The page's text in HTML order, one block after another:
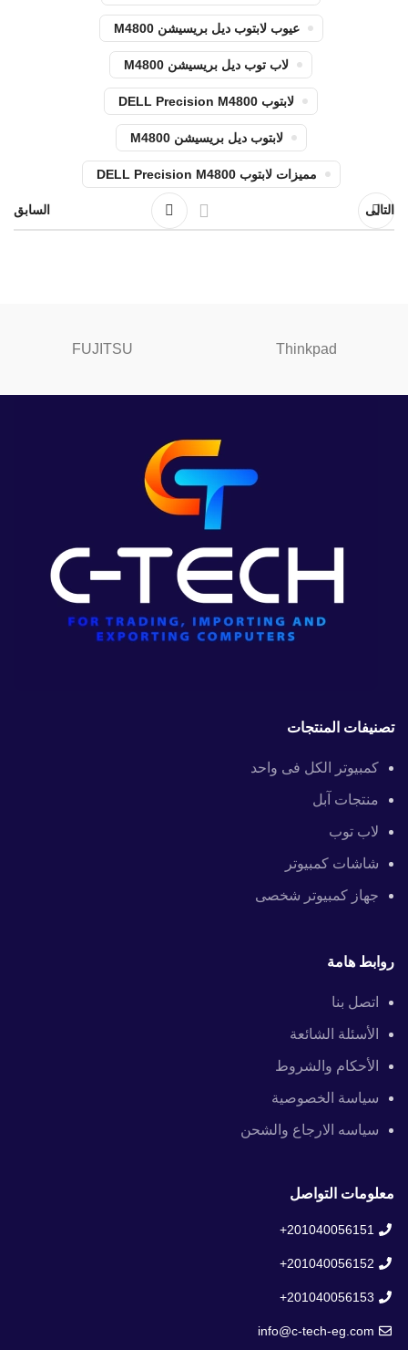
عيوب لابتوب ديل بريسيشن M4800
لاب توب ديل بريسيشن M4800
لابتوب DELL Precision M4800
لابتوب ديل بريسيشن M4800
مميزات لابتوب DELL Precision M4800
التالى السابق
Thinkpad
FUJITSU
تصنيفات المنتجات
كمبيوتر الكل فى واحد
منتجات آبل
لاب توب
شاشات كمبيوتر
جهاز كمبيوتر شخصى
روابط هامة
اتصل بنا
الأسئلة الشائعة
الأحكام والشروط
سياسة الخصوصية
سياسه الارجاع والشحن
معلومات التواصل
201040056151+
201040056152+
201040056153+
info@c-tech-eg.com